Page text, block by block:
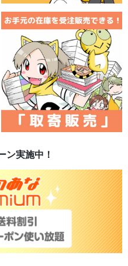
ン実施中！